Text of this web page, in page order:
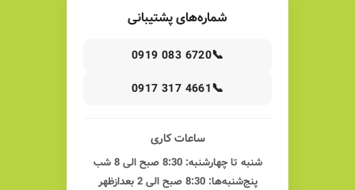
شماره‌های پشتیبانی
📞
0919 083 6720
📞
0917 317 4661
ساعات کاری
شنبه تا چهارشنبه: 8:30 صبح الی 8 شب
پنج‌شنبه‌ها: 8:30 صبح الی 2 بعدازظهر